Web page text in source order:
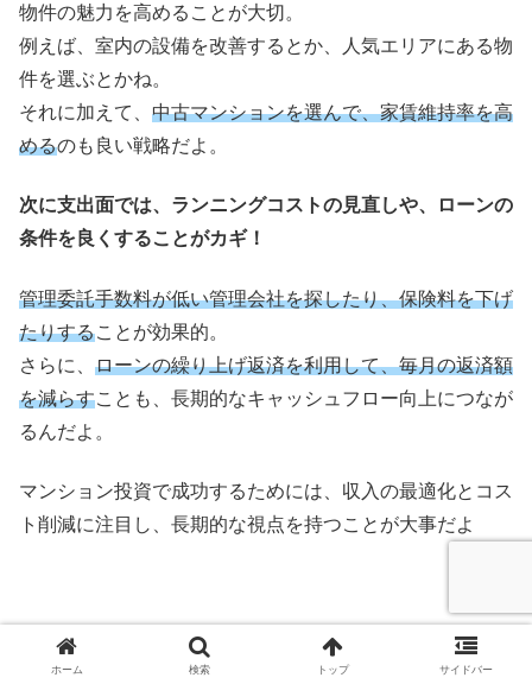
物件の魅力を高めることが大切。
例えば、室内の設備を改善するとか、人気エリアにある物
件を選ぶとかね。
それに加えて、 中古マンションを選んで、家賃維持率を高
めるのも良い戦略だよ。
次に支出面では、ランニングコストの見直しや、ローンの
条件を良くすることがカギ！
管理委託手数料が低い管理会社を探したり、保険料を下げ
たりすることが効果的。
さらに、 ローンの繰り上げ返済を利用して、毎月の返済額
を減らすことも、長期的なキャッシュフロー向上につなが
るんだよ。
マンション投資で成功するためには、収入の最適化とコス
ト削減に注目し、長期的な視点を持つことが大事だよ
ホーム 検索 トップ サイドバー